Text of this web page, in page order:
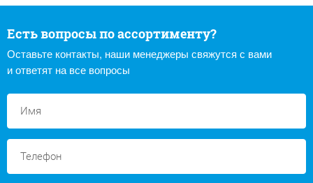
Есть вопросы по ассортименту?
Оставьте контакты, наши менеджеры свяжутся с вами
и ответят на все вопросы